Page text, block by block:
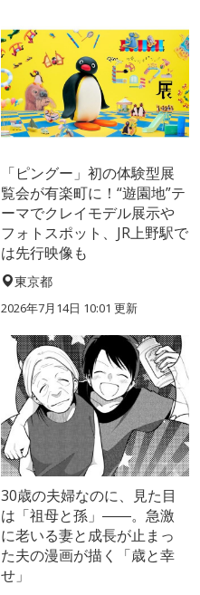
「ピングー」初の体験型展
覧会が有楽町に！“遊園地”テ
ーマでクレイモデル展示や
フォトスポット、JR上野駅で
は先行映像も
東京都
2026年7月14日 10:01 更新
30歳の夫婦なのに、見た目
は「祖母と孫」――。急激
に老いる妻と成長が止まっ
た夫の漫画が描く「歳と幸
せ」